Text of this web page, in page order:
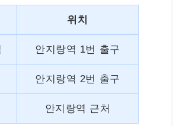
위치
안지랑역 1번 출구
안지랑역 2번 출구
안지랑역 근처